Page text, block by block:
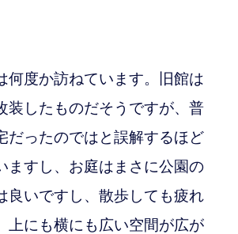
度か訪ねています。旧館は
装したものだそうですが、普
だったのではと誤解するほど
ますし、お庭はまさに公園の
良いですし、散歩しても疲れ
上にも横にも広い空間が広が